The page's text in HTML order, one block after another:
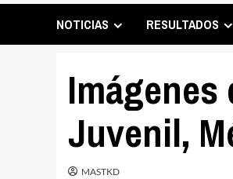
NOTICIAS RESULTADOS
Juvenil,
MASTKD